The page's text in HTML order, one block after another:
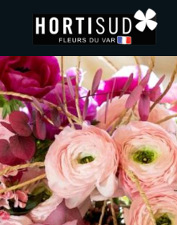
Panneau de gestion des cookies